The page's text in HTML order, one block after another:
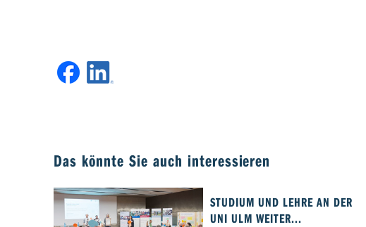
Das könnte Sie auch interessieren
STUDIUM UND LEHRE AN DER
UNI ULM WEITER...